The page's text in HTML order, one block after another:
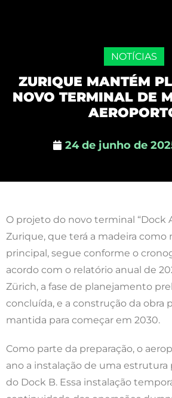
NOTÍCIAS
ZURIQUE MANTÉM
NOVO TERMINAL DE
24 de junho de
O projeto do novo terminal “Dock
Zurique, que terá a madeira como
principal, segue conforme o
acordo com o relatório anual de
Zürich, a fase de planejamento
concluída, e a construção da obra
mantida para começar em 2030.
Como parte da preparação, o
ano a instalação de uma estrutura
do Dock B. Essa instalação